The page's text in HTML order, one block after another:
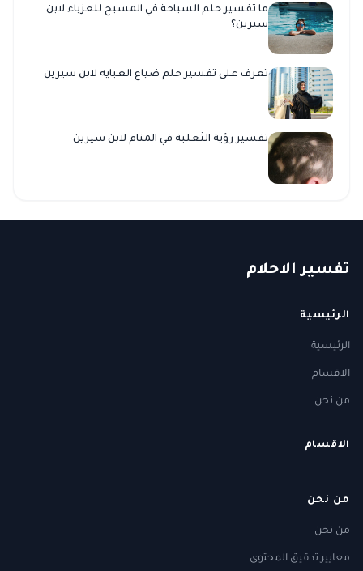
ما تفسير حلم السباحة في المسبح للعزباء لابن
سيرين؟
تعرف على تفسير حلم ضياع العبايه لابن سيرين
تفسير رؤية الثعلبة في المنام لابن سيرين
تفسير الاحلام
الرئيسية
الرئيسية
الاقسام
من نحن
الاقسام
من نحن
من نحن
معايير تدقيق المحتوى